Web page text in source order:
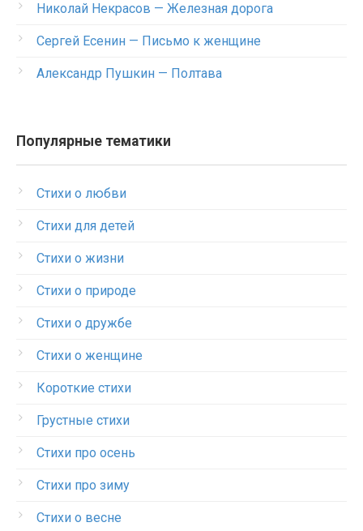
Николай Некрасов — Железная дорога
Сергей Есенин — Письмо к женщине
Александр Пушкин — Полтава
Популярные тематики
Стихи о любви
Стихи для детей
Стихи о жизни
Стихи о природе
Стихи о дружбе
Стихи о женщине
Короткие стихи
Грустные стихи
Стихи про осень
Стихи про зиму
Стихи о весне